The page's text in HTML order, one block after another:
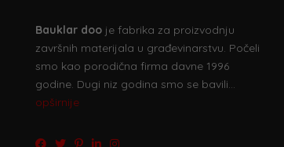
Bauklar dooje fabrika za proizvodnju
završnih materijala u građevinarstvu. Počeli
smo kao porodična firma davne 1996
godine. Dugi niz godina smo se bavili…
opširnije